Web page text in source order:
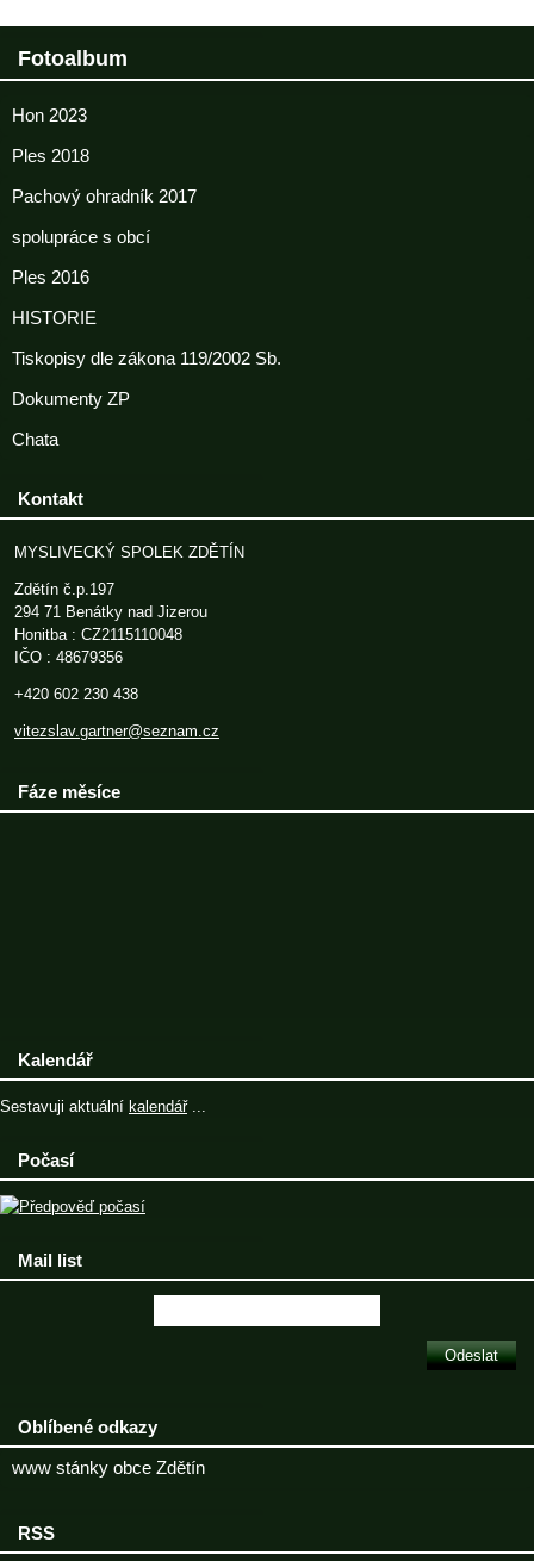
Fotoalbum
Hon 2023
Ples 2018
Pachový ohradník 2017
spolupráce s obcí
Ples 2016
HISTORIE
Tiskopisy dle zákona 119/2002 Sb.
Dokumenty ZP
Chata
Kontakt
MYSLIVECKÝ SPOLEK ZDĚTÍN
Zdětín č.p.197
294 71 Benátky nad Jizerou
Honitba : CZ2115110048
IČO : 48679356
+420 602 230 438
vitezslav.gartner@seznam.cz
Fáze měsíce
Kalendář
Sestavuji aktuální kalendář...
Počasí
Mail list
Oblíbené odkazy
www stánky obce Zdětín
RSS